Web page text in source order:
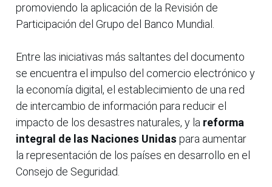
promoviendo la aplicación de la Revisión de
Participación del Grupo del Banco Mundial.
Entre las iniciativas más saltantes del documento
se encuentra el impulso del comercio electrónico y
la economía digital, el establecimiento de una red
de intercambio de información para reducir el
impacto de los desastres naturales, y la reforma
integral de las Naciones Unidas para aumentar
la representación de los países en desarrollo en el
Consejo de Seguridad.